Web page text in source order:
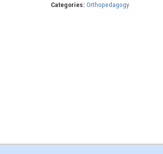
Categories: Orthopedagogy